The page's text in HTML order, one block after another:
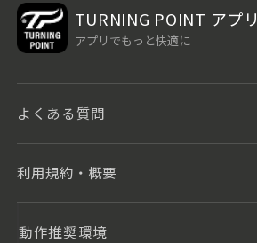
TURNING POINT アプリ
アプリでもっと快適に
よくある質問
利用規約・概要
動作推奨環境